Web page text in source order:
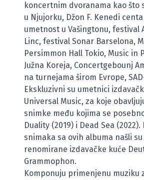
koncertnim dvoranama kao što
u Njujorku, Džon F. Kenedi
umetnost u Vašingtonu, festival
Linc, festival Sonar Barselona,
Persimmon Hall Tokio, Music in
Južna Koreja, Concertgebounj
na turnejama širom Evrope,
Ekskluzivni su umetnici
Universal Music, za koje
snimke među kojima se
Duality (2019) i Dead Sea (2022).
snimaka sa ovih albuma našli
renomirane izdavačke kuće
Grammophon.
Komponuju primenjenu muziku